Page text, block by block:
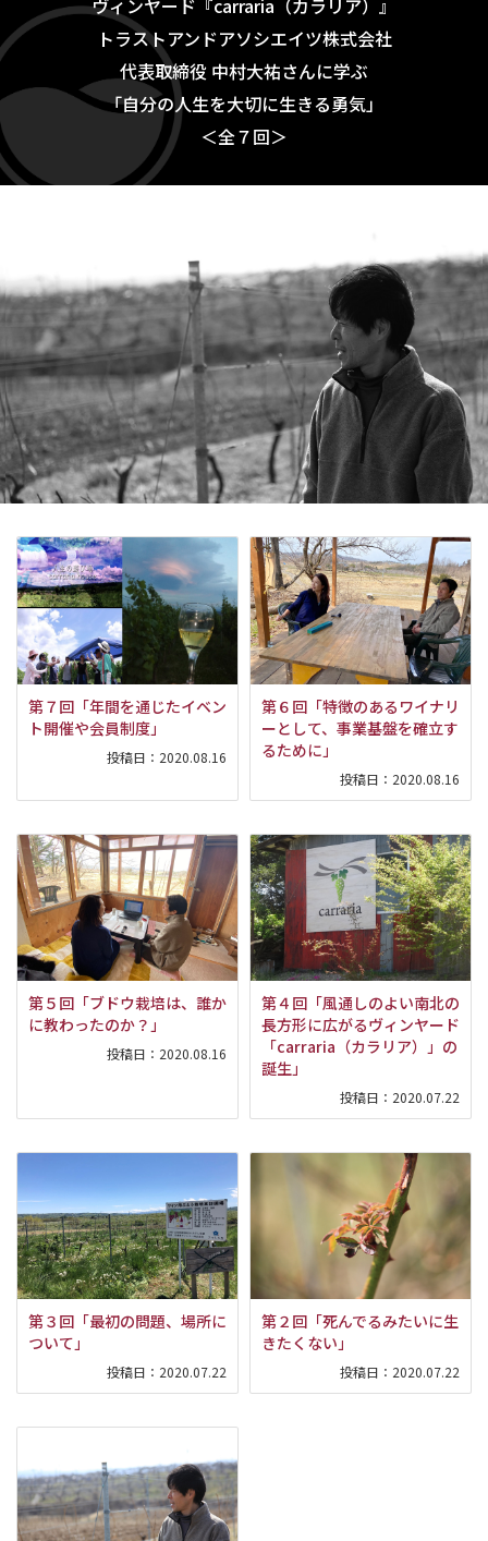
ヴィンヤード『carraria（カラリア）』
トラストアンドアソシエイツ株式会社
代表取締役 中村大祐さんに学ぶ
「自分の人生を大切に生きる勇気」
＜全７回＞
第７回「年間を通じたイベン
ト開催や会員制度」
投稿日： 2020.08.16
第６回「特徴のあるワイナリ
ーとして、事業基盤を確立す
るために」
投稿日： 2020.08.16
第５回「ブドウ栽培は、誰か
に教わったのか？」
投稿日： 2020.08.16
第４回「風通しのよい南北の
長方形に広がるヴィンヤード
「carraria（カラリア）」の
誕生」
投稿日： 2020.07.22
第３回「最初の問題、場所に
ついて」
投稿日： 2020.07.22
第２回「死んでるみたいに生
きたくない」
投稿日： 2020.07.22